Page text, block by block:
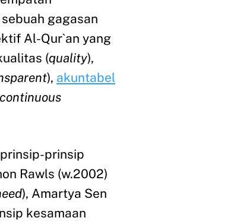
gagasan
Al-Qur`an yang
(quality),
), akuntabel
continuous
prinsip
Rawls (w.2002)
), Amartya Sen
kesamaan